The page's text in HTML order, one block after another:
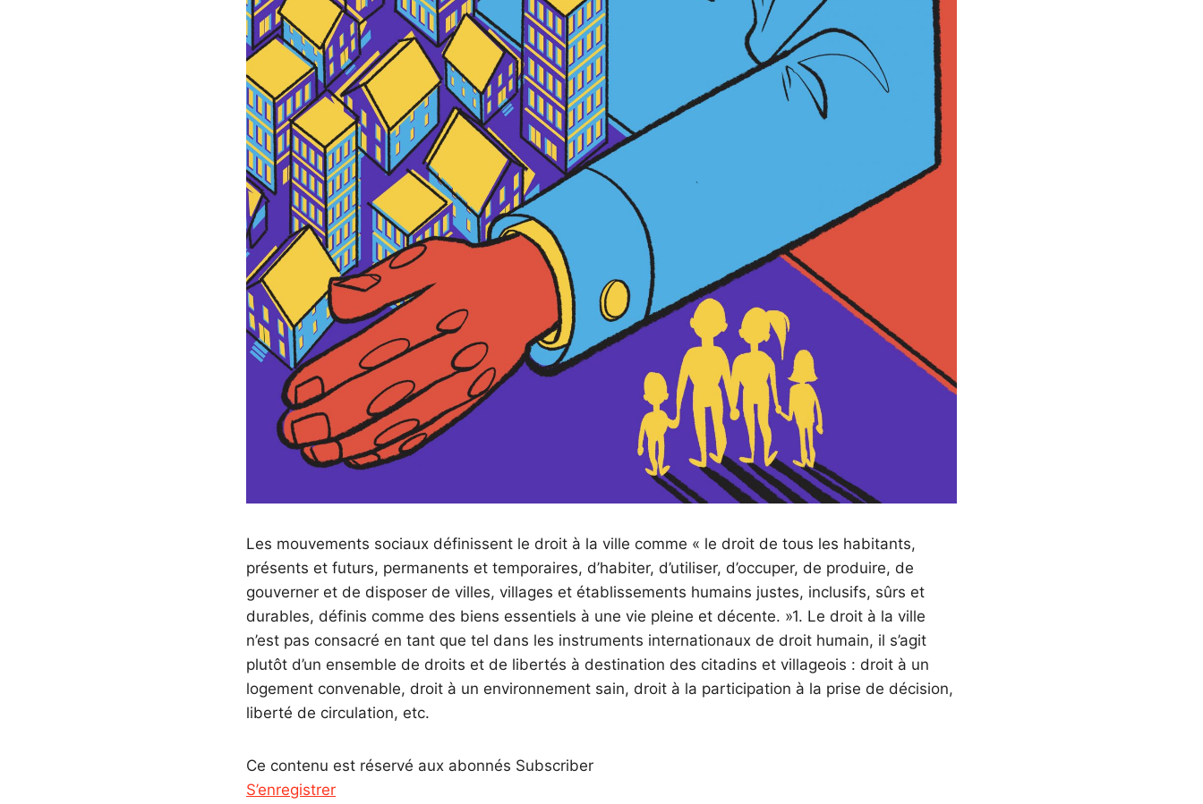
Les mouvements sociaux définissent le droit à la ville comme « le droit de tous les habitants,
présents et futurs, permanents et temporaires, d’habiter, d’utiliser, d’occuper, de produire, de
gouverner et de disposer de villes, villages et établissements humains justes, inclusifs, sûrs et
durables, définis comme des biens essentiels à une vie pleine et décente. »1. Le droit à la ville
n’est pas consacré en tant que tel dans les instruments internationaux de droit humain, il s’agit
plutôt d’un ensemble de droits et de libertés à destination des citadins et villageois : droit à un
logement convenable, droit à un environnement sain, droit à la participation à la prise de décision,
liberté de circulation, etc.
Ce contenu est réservé aux abonnés Subscriber
S’enregistrer